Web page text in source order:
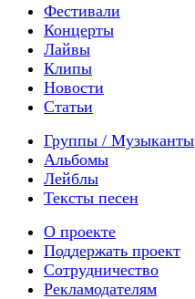
Фестивали
Концерты
Лайвы
Клипы
Новости
Статьи
Группы / Музыканты
Альбомы
Лейблы
Тексты песен
О проекте
Поддержать проект
Сотрудничество
Рекламодателям